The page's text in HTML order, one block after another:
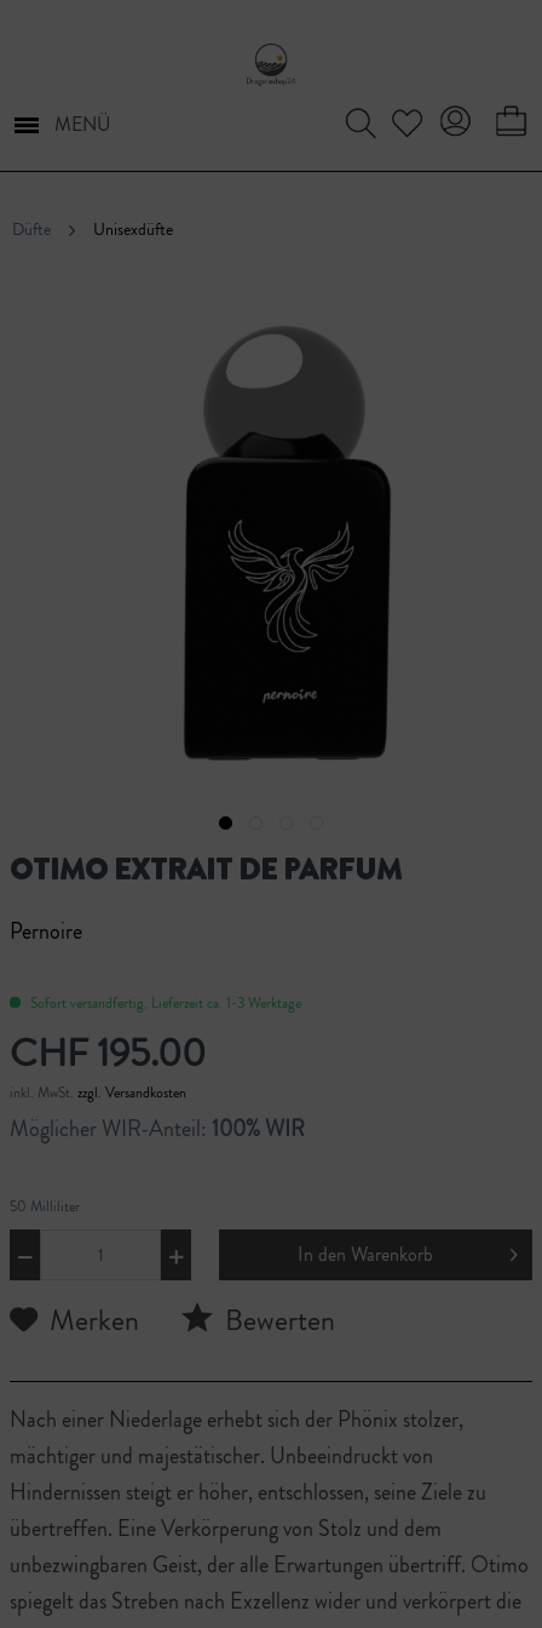
MENÜ
Düfte Unisexdüfte
OTIMO EXTRAIT DE PARFUM
Pernoire
Sofort versandfertig, Lieferzeit ca. 1-3 Werktage
CHF 195.00
inkl. MwSt. zzgl. Versandkosten
Möglicher WIR-Anteil: 100% WIR
50 Milliliter
In den Warenkorb
Merken Bewerten
Nach einer Niederlage erhebt sich der Phönix stolzer,
mächtiger und majestätischer. Unbeeindruckt von
Hindernissen steigt er höher, entschlossen, seine Ziele zu
übertreffen. Eine Verkörperung von Stolz und dem
unbezwingbaren Geist, der alle Erwartungen übertriff. Otimo
spiegelt das Streben nach Exzellenz wider und verkörpert die